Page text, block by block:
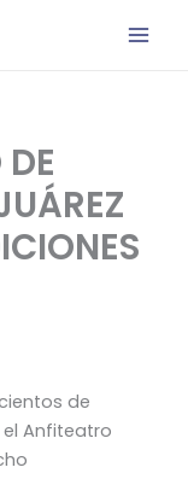
de
Anfiteatro